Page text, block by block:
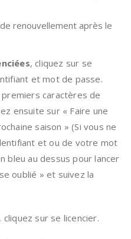
renouvellement après le
, cliquez sur se
et mot de passe.
caractères de
ensuite sur « Faire une
saison » (Si vous ne
et ou de votre mot
bleu au dessus pour lancer
oublié » et suivez la
, cliquez sur se licencier.